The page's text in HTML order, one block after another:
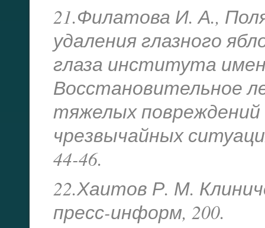
21.Филатова И. А.,
удаления глазного
глаза института
Восстановительное
тяжелых повреждений
чрезвычайных
44-46.
22.Хаитов Р. М.
пресс-информ, 200.